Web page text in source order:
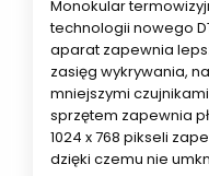
Monokular
technologii nowego
aparat zapewnia
zasięg wykrywania,
mniejszymi
sprzętem zapewnia
1024 x 768 pikseli
dzięki czemu nie